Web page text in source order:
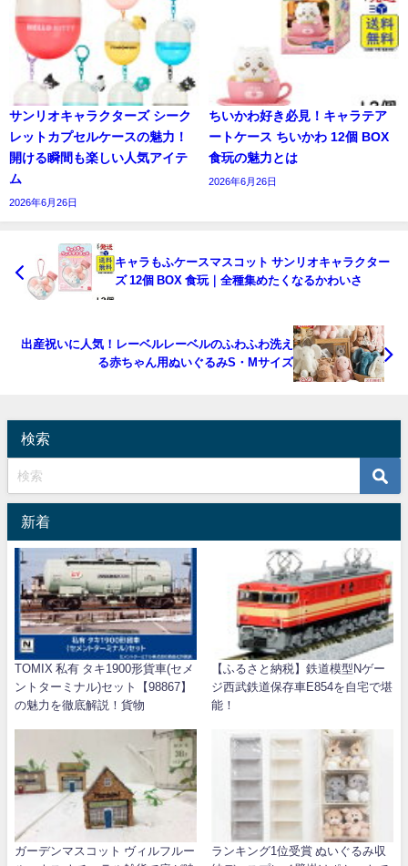
サンリオキャラクターズ シーク
レットカプセルケースの魅力！
開ける瞬間も楽しい人気アイテ
ム
2026年6月26日
ちいかわ好き必見！キャラテア
ートケース ちいかわ 12個 BOX
食玩の魅力とは
2026年6月26日
キャラもふケースマスコット サンリオキャラクター
ズ 12個 BOX 食玩｜全種集めたくなるかわいさ
出産祝いに人気！レーベルレーベルのふわふわ洗え
る赤ちゃん用ぬいぐるみS・Mサイズ
検索
新着
TOMIX 私有 タキ1900形貨車(セメ
ントターミナル)セット【98867】
の魅力を徹底解説！貨物
【ふるさと納税】鉄道模型Nゲー
ジ西武鉄道保存車E854を自宅で堪
能！
ガーデンマスコット ヴィルフルー
ランキング1位受賞 ぬいぐるみ収